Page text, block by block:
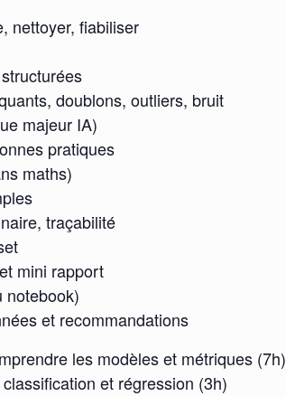
nettoyer, fiabiliser
doublons, outliers, bruit
majeur IA)
pratiques
maths)
traçabilité
mini rapport
notebook)
et recommandations
les modèles et métriques (7h)
et régression (3h)